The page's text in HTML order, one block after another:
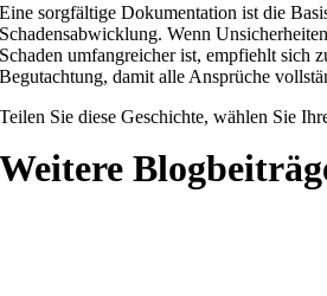
Eine sorgfältige Dokumentation ist die
Schadensabwicklung. Wenn
Schaden umfangreicher ist, empfiehlt sich
Begutachtung, damit alle Ansprüche
Teilen Sie diese Geschichte, wählen Sie
Weitere